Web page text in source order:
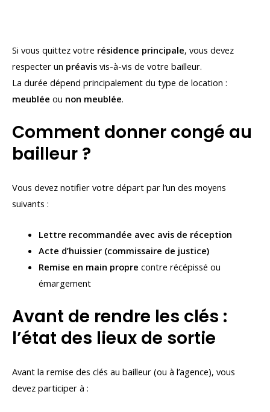
Si vous quittez votre résidence principale, vous devez
respecter un préavis vis-à-vis de votre bailleur.
La durée dépend principalement du type de location :
meublée ou non meublée.
Comment donner congé au
bailleur ?
Vous devez notifier votre départ par l’un des moyens
suivants :
Lettre recommandée avec avis de réception
Acte d’huissier (commissaire de justice)
Remise en main propre contre récépissé ou
émargement
Avant de rendre les clés :
l’état des lieux de sortie
Avant la remise des clés au bailleur (ou à l’agence), vous
devez participer à :